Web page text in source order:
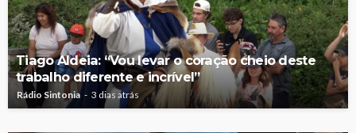
Tiago Aldeia: “Vou levar o coração cheio deste
trabalho diferente e incrível”
Rádio Sintonia 3 dias atrás